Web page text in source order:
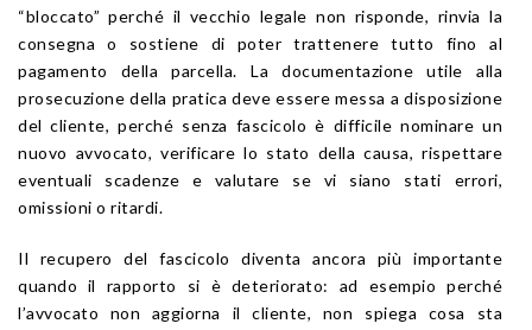
“bloccato” perché il vecchio legale non risponde, rinvia la
consegna o sostiene di poter trattenere tutto fino al
pagamento della parcella. La documentazione utile alla
prosecuzione della pratica deve essere messa a disposizione
del cliente, perché senza fascicolo è difficile nominare un
nuovo avvocato, verificare lo stato della causa, rispettare
eventuali scadenze e valutare se vi siano stati errori,
omissioni o ritardi.
Il recupero del fascicolo diventa ancora più importante
quando il rapporto si è deteriorato: ad esempio perché
l’avvocato non aggiorna il cliente, non spiega cosa sta